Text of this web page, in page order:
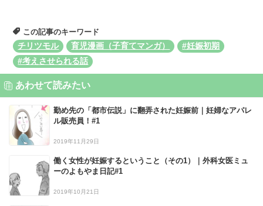
この記事のキーワード
チリツモル
育児漫画（子育てマンガ）
#妊娠初期
#考えさせられる話
あわせて読みたい
勤め先の「都市伝説」に翻弄された妊娠前｜妊婦なアパレ
ル販売員！#1
2019年11月29日
働く女性が妊娠するということ（その1）｜外科女医ミュ
ーのよもやま日記#1
2019年10月21日